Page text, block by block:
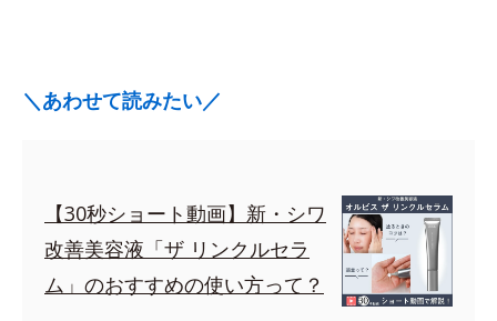
＼あわせて読みたい／
【30秒ショート動画】新・シワ
改善美容液「ザ リンクルセラ
ム」のおすすめの使い方って？